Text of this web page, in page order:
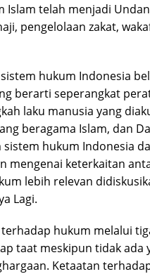
telah menjadi
pengelolaan zakat,
hukum Indonesia
berarti seperangkat
laku manusia yang
beragama Islam, dan
hukum Indonesia
mengenai keterkaitan
lebih relevan
Lagi.
hukum melalui
taat meskipun tidak ada
Ketaatan